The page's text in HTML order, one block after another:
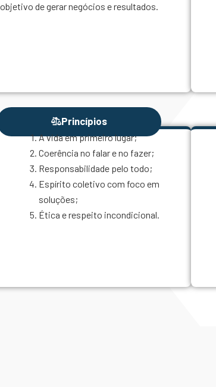
objetivo de gerar negócios e resultados.
Princípios
A vida em primeiro lugar;
Coerência no falar e no fazer;
Responsabilidade pelo todo;
Espírito coletivo com foco em
soluções;
Ética e respeito incondicional.